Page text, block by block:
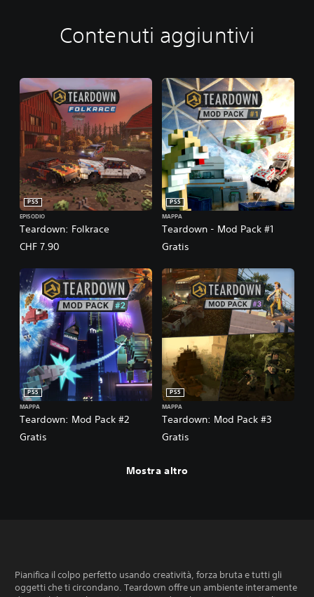
Contenuti aggiuntivi
Teardown: Folkrace
PS5
EPISODIO
CHF 7.90
Teardown - Mod Pack #1
PS5
MAPPA
Gratis
Teardown: Mod Pack #2
PS5
MAPPA
Gratis
Teardown: Mod Pack #3
PS5
MAPPA
Gratis
Mostra altro
Pianifica il colpo perfetto usando creatività, forza bruta e tutti gli
oggetti che ti circondano. Teardown offre un ambiente interamente